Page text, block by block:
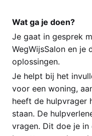
Wat ga je doen?
Je gaat in gesprek
WegWijsSalon en je
oplossingen.
Je helpt bij het
voor een woning,
heeft de hulpvrager
staan. De
vragen. Dit doe je in